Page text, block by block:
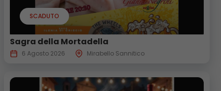
SCADUTO
Sagra della Mortadella
6 Agosto 2026 Mirabello Sannitico